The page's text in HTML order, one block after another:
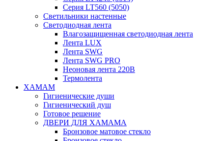
Серия LT560 (5050)
Светильники настенные
Светодиодная лента
Влагозащищенная светодиодная лента
Лента LUX
Лента SWG
Лента SWG PRO
Неоновая лента 220В
Термолента
ХАМАМ
Гигиенические души
Гигиенический душ
Готовое решение
ДВЕРИ ДЛЯ ХАМАМА
Бронзовое матовое стекло